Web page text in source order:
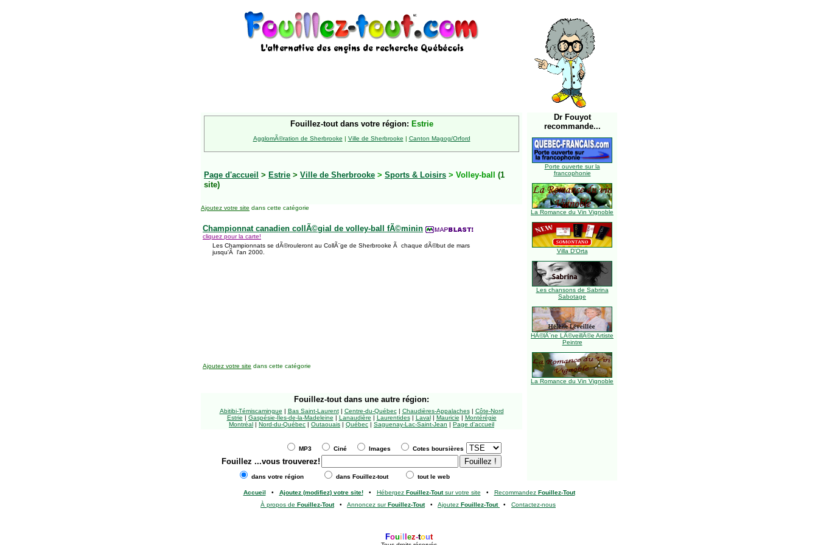
Fouillez-tout dans votre région: Estrie
AgglomÃ©ration de Sherbrooke | Ville de Sherbrooke | Canton Magog/Orford
Page d'accueil > Estrie > Ville de Sherbrooke > Sports & Loisirs > Volley-ball (1
site)
Ajoutez votre site dans cette catégorie
Championnat canadien collÃ©gial de volley-ball fÃ©minin
cliquez pour la carte!
Les Championnats se dÃ©rouleront au CollÃ¨ge de Sherbrooke Ã chaque dÃ©but de mars
jusqu'Ã l'an 2000.
Dr Fouyot
recommande...
Porte ouverte sur la
francophonie
La Romance du Vin Vignoble
Villa D'Orta
Les chansons de Sabrina
Sabotage
HÃ©lÃ¨ne LÃ©veillÃ©e Artiste
Peintre
La Romance du Vin Vignoble
Ajoutez votre site dans cette catégorie
Fouillez-tout dans une autre région:
Abitibi-Témiscamingue | Bas Saint-Laurent| Centre-du-Québec| Chaudières-Appalaches| Côte-Nord
Estrie | Gaspésie-Îles-de-la-Madeleine | Lanaudière | Laurentides| Laval| Mauricie | Montérégie
Montréal | Nord-du-Québec | Outaouais | Québec | Saguenay-Lac-Saint-Jean | Page d'accueil
MP3 Ciné Images Cotes boursières
Fouillez ...vous trouverez!
dans votre région dans Fouillez-tout tout le web
Accueil • Ajoutez (modifiez) votre site!• Hébergez Fouillez-Toutsur votre site • Recommandez Fouillez-Tout
À propos de Fouillez-Tout• Annoncez surFouillez-Tout• Ajoutez Fouillez-Tout • Contactez-nous
Foui ez-tout